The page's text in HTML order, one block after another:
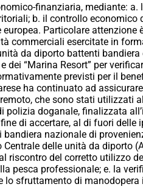
finanziaria, mediante: a.
b. il controllo economico
europea. Particolare
commerciali esercitate in
da diporto battenti bandiera
dei “Marina Resort” per
previsti per il
ha continuato ad
che sono stati utilizzati
polizia doganale, finalizzata
di accertare, al di fuori
bandiera nazionale di
Centrale delle unità da diporto
riscontro del corretto utilizzo
pesca professionale; e. la
lo sfruttamento di